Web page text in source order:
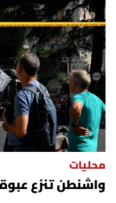
محليات
واشنطن تنزع